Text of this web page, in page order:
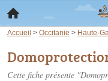
Accueil > Occitanie > Haute-
Cette fiche présente